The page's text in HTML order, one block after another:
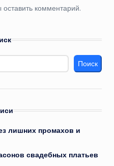
оставить комментарий.
Поиск
лишних промахов и
свадебных платьев